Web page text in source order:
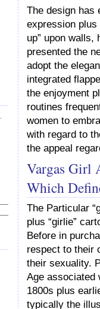
The design has
expression plus
up” upon walls,
presented the
adopt the
integrated
the enjoyment
routines
women to
with regard to
the appeal
Vargas Girl
Which
The Particular
plus “girlie”
Before in
respect to their
their sexuality.
Age associated
1800s plus
typically the